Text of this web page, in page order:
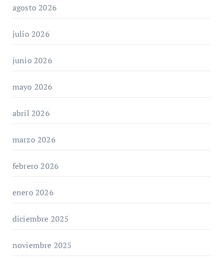
agosto 2026
julio 2026
junio 2026
mayo 2026
abril 2026
marzo 2026
febrero 2026
enero 2026
diciembre 2025
noviembre 2025